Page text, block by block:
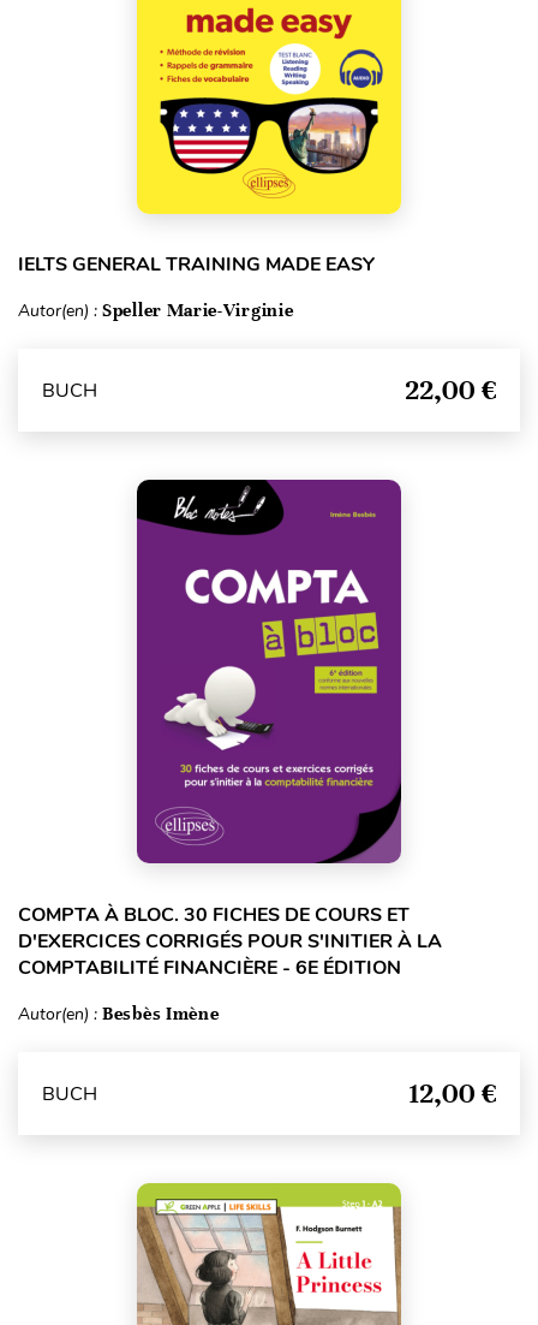
IELTS GENERAL TRAINING MADE EASY
Autor(en) : Speller Marie-Virginie
BUCH 22,00 €
COMPTA À BLOC. 30 FICHES DE COURS ET
D'EXERCICES CORRIGÉS POUR S'INITIER À LA
COMPTABILITÉ FINANCIÈRE - 6E ÉDITION
Autor(en) : Besbès Imène
BUCH 12,00 €